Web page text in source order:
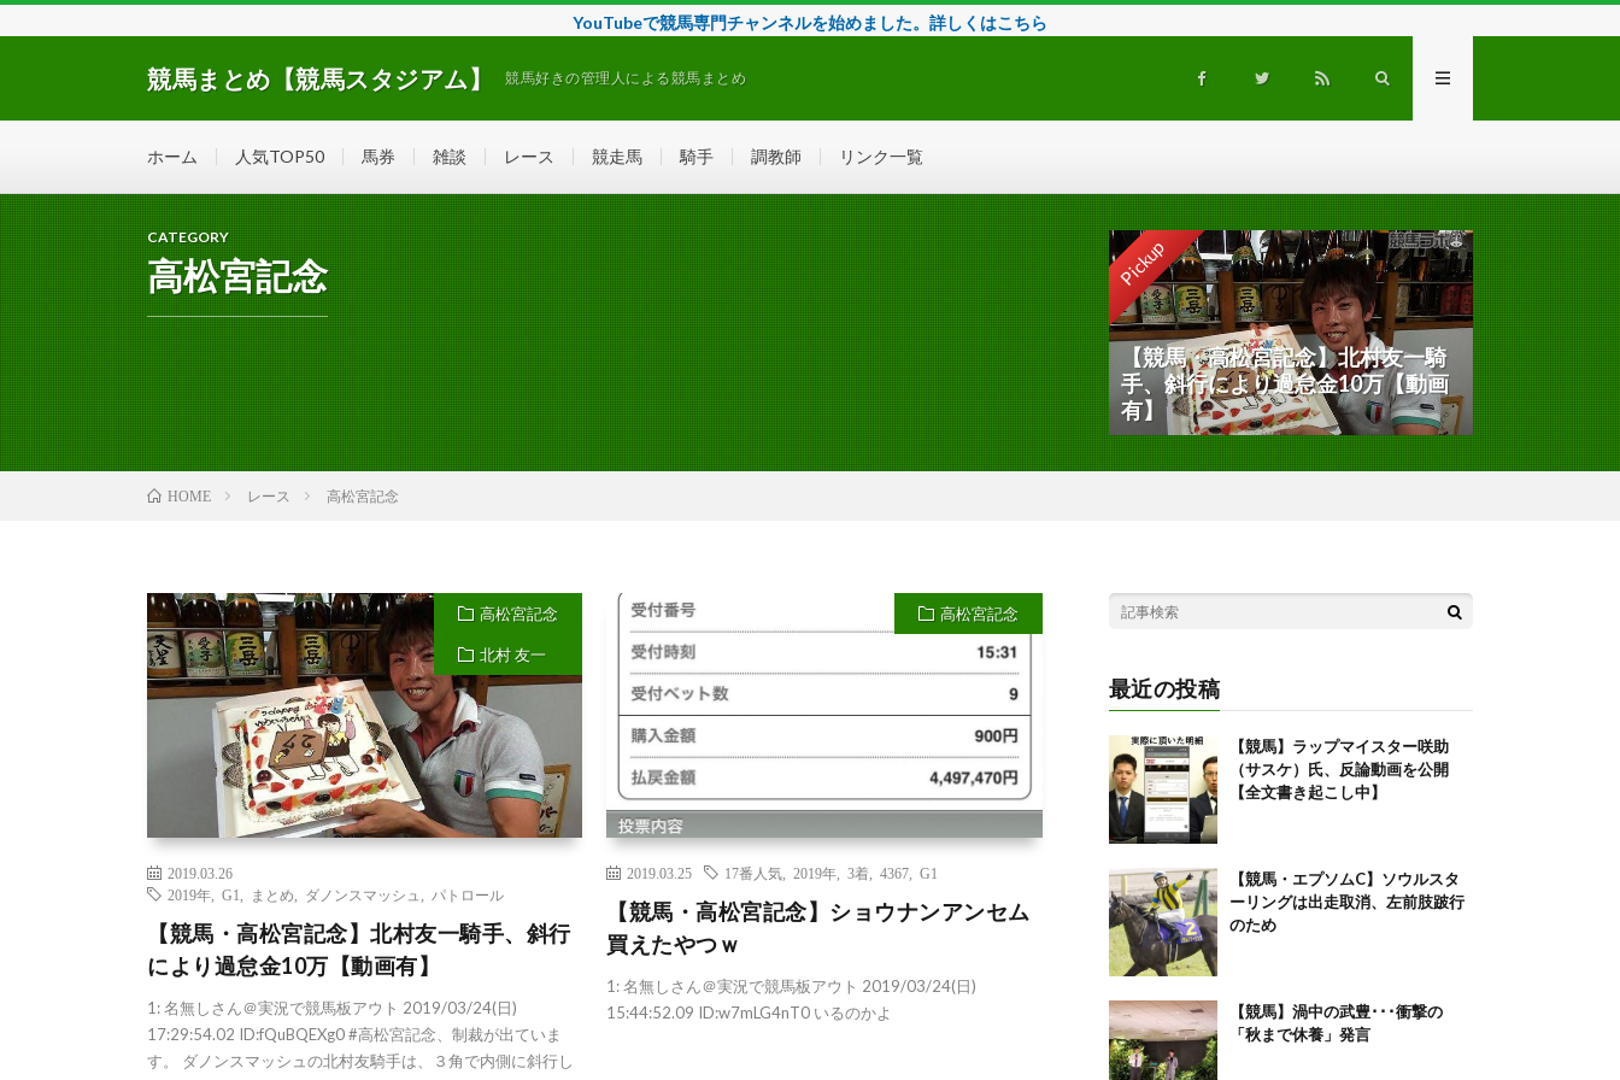
YouTubeで競馬専門チャンネルを始めました。詳しくはこちら
競馬まとめ【競馬スタジアム】 競馬好きの管理人による競馬まとめ
ホーム 人気TOP50 馬券 雑談 レース 競走馬 騎手 調教師 リンク一覧
CATEGORY
高松宮記念 Pickup
【競馬・高松宮記念】北村友一騎
手、斜行により過怠金10万【動画
有】
HOME レース 高松宮記念
高松宮記念
北村 友一
2019.03.26
2019年
G1 まとめ ダノンスマッシュ パトロール
【競馬・高松宮記念】北村友一騎手、斜行
により過怠金10万【動画有】
1: 名無しさん＠実況で競馬板アウト 2019/03/24(日)
17:29:54.02 ID:fQuBQEXg0 #高松宮記念、制裁が出ていま
す。 ダノンスマッシュの北村友騎手は、３角で内側に斜行し
高松宮記念
2019.03.25 17番人気 ,2019年 ,3着 ,4367 ,G1
【競馬・高松宮記念】ショウナンアンセム
買えたやつｗ
1: 名無しさん＠実況で競馬板アウト 2019/03/24(日)
15:44:52.09 ID:w7mLG4nT0 いるのかよ
最近の投稿
【競馬】ラップマイスター咲助
（サスケ）氏、反論動画を公開
【全文書き起こし中】
【競馬・エプソムC】ソウルスタ
ーリングは出走取消、左前肢跛行
のため
【競馬】渦中の武豊･･･衝撃の
「秋まで休養」発言